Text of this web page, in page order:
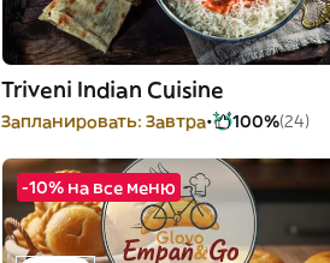
Triveni Indian Cuisine
Запланировать: Завтра 100%(24)
-10% на все меню